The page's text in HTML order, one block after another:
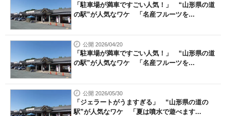
「駐車場が満車ですごい人気！」 “山形県の道
の駅”が人気なワケ 「名産フルーツを...
公開 2026/04/20
「駐車場が満車ですごい人気！」 “山形県の道
の駅”が人気なワケ 「名産フルーツを...
公開 2026/05/30
「ジェラートがうますぎる」 “山形県の道の
駅”が人気なワケ 「夏は噴水で遊べます...